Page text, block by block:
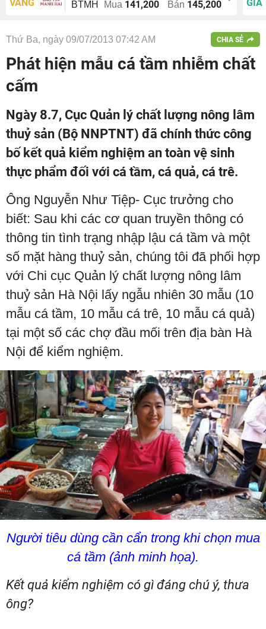
VÀNG
BTMH Mua 141,200 Bán 145,200
GIÁ
Thứ Ba, ngày 09/07/2013 07:42 AM CHIA SẺ
Phát hiện mẫu cá tầm nhiễm chất
cấm
Ngày 8.7, Cục Quản lý chất lượng nông lâm
thuỷ sản (Bộ NNPTNT) đã chính thức công
bố kết quả kiểm nghiệm an toàn vệ sinh
thực phẩm đối với cá tầm, cá quả, cá trê.
Ông Nguyễn Như Tiệp- Cục trưởng cho
biết: Sau khi các cơ quan truyền thông có
thông tin tình trạng nhập lậu cá tầm và một
số mặt hàng thuỷ sản, chúng tôi đã phối hợp
với Chi cục Quản lý chất lượng nông lâm
thuỷ sản Hà Nội lấy ngẫu nhiên 30 mẫu (10
mẫu cá tầm, 10 mẫu cá trê, 10 mẫu cá quả)
tại một số các chợ đầu mối trên địa bàn Hà
Nội để kiểm nghiệm.
Người tiêu dùng cần cẩn trong khi chọn mua
cá tầm (ảnh minh họa).
Kết quả kiểm nghiệm có gì đáng chú ý, thưa
ông?